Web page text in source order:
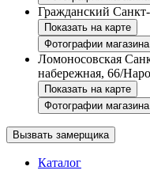
Гражданский
Показать на карте
Фотографии
Ломоносовская
набережная, 66/
Показать на карте
Фотографии
Вызвать замерщика
Каталог